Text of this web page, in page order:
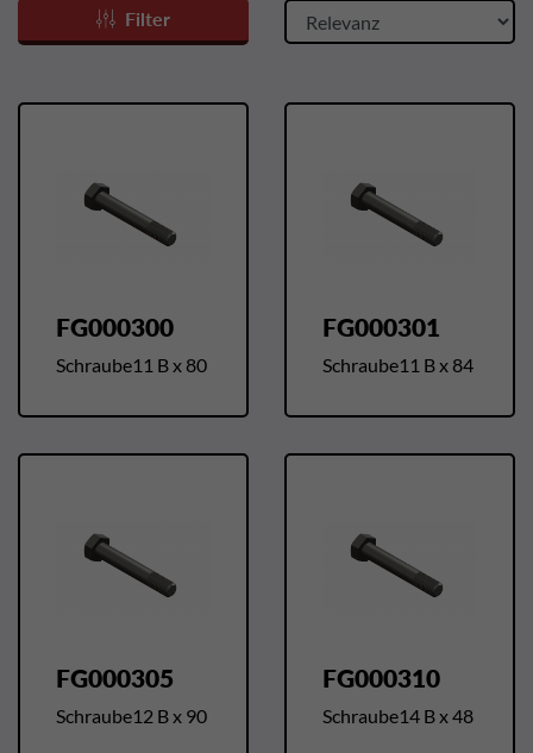
Filter
FG000300
Schraube11 B x 80
FG000301
Schraube11 B x 84
FG000305
Schraube12 B x 90
FG000310
Schraube14 B x 48